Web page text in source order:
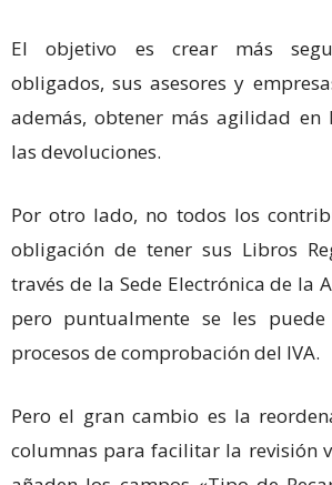
El objetivo es crear más
obligados, sus asesores y
además, obtener más agilidad
las devoluciones.
Por otro lado, no todos los
obligación de tener sus Libros
través de la Sede Electrónica de la
pero puntualmente se les
procesos de comprobación del IVA.
Pero el gran cambio es la
columnas para facilitar la revisión